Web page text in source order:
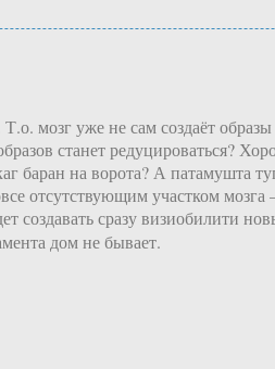
мозг уже не сам создаёт
станет редуцироваться?
баран на ворота? А патамушта
отсутствующим участком
сразу визиобилити
дом не бывает.